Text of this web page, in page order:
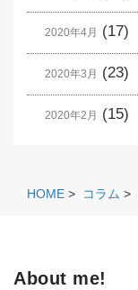
2020年4月 (17)
2020年3月 (23)
2020年2月 (15)
HOME > コラム >
About me!